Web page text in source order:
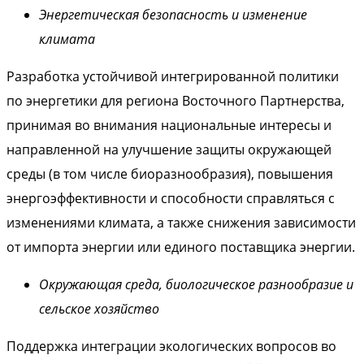
Энергетическая безопасность и изменение
климата
Разработка устойчивой интегрированной политики
по энергетики для региона Восточного Партнерства,
принимая во внимания национальные интересы и
направленной ​​на улучшение защиты окружающей
среды (в том числе биоразнообразия), повышения
энергоэффективности и способности справляться с
изменениями климата, а также снижения зависимости
от импорта энергии или единого поставщика энергии.
Окружающая среда, биологическое разнообразие и
сельское хозяйство
Поддержка интеграции экологических вопросов во